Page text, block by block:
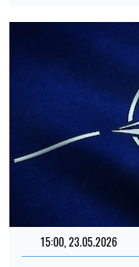
15:00, 23.05.2026